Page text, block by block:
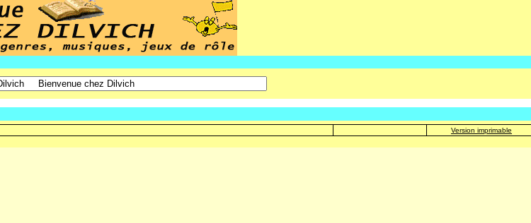
Version imprimable